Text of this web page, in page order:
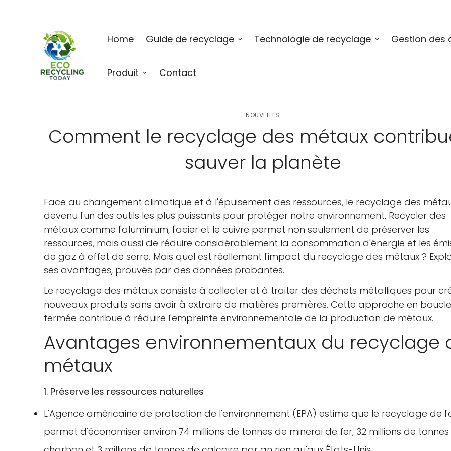
Home Guide de recyclage Technologie de recyclage Gestion des
Produit Contact
NOUVELLES
Comment le recyclage des métaux
sauver la planète
Face au changement climatique et à l'épuisement des ressources, le recyclage des
devenu l'un des outils les plus puissants pour protéger notre environnement. Recycler des
métaux comme l'aluminium, l'acier et le cuivre permet non seulement de préserver les
ressources, mais aussi de réduire considérablement la consommation d'énergie et les
de gaz à effet de serre. Mais quel est réellement l'impact du recyclage des métaux ?
ses avantages, prouvés par des données probantes.
Le recyclage des métaux consiste à collecter et à traiter des déchets métalliques pour
nouveaux produits sans avoir à extraire de matières premières. Cette approche en boucle
fermée contribue à réduire l'empreinte environnementale de la production de métaux.
Avantages environnementaux du recyclage
métaux
1. Préserve les ressources naturelles
L'Agence américaine de protection de l'environnement (EPA) estime que le recyclage de
permet d'économiser environ 74 millions de tonnes de minerai de fer, 32 millions de